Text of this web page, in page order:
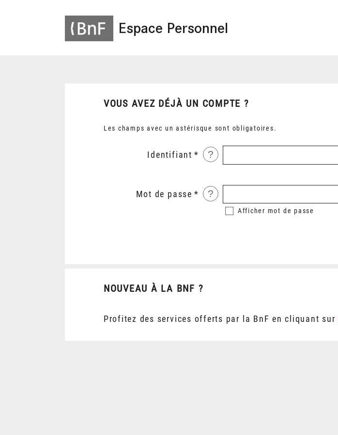
Espace Personnel
VOUS AVEZ DÉJÀ UN COMPTE ?
Les champs avec un astérisque sont obligatoires.
Identifiant ?
Mot de passe ?
Afficher mot de passe
NOUVEAU À LA BNF ?
Profitez des services offerts par la BnF en cliquant sur